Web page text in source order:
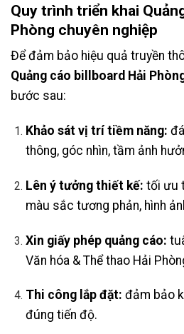
Quy trình triển khai
Phòng chuyên nghiệp
Để đảm bảo hiệu quả truyền
Quảng cáo billboard Hải
bước sau:
Khảo sát vị trí tiềm năng:
thông, góc nhìn, tầm ảnh
Lên ý tưởng thiết kế: tối ưu
màu sắc tương phản, hình
Xin giấy phép quảng cáo:
Văn hóa & Thể thao Hải
Thi công lắp đặt: đảm bảo
đúng tiến độ.